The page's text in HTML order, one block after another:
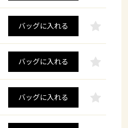
バッグに入れる
バッグに入れる
バッグに入れる